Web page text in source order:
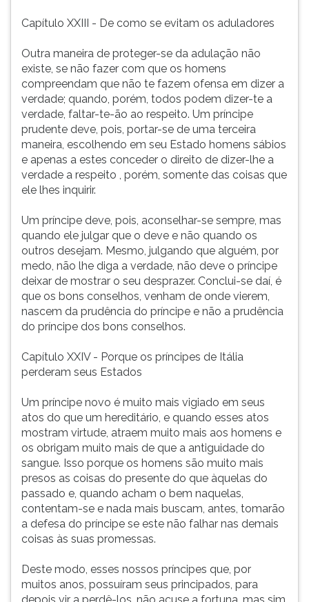
Capítulo XXIII - De como se evitam os aduladores
Outra maneira de proteger-se da adulação não
existe, se não fazer com que os homens
compreendam que não te fazem ofensa em dizer a
verdade; quando, porém, todos podem dizer-te a
verdade, faltar-te-ão ao respeito. Um príncipe
prudente deve, pois, portar-se de uma terceira
maneira, escolhendo em seu Estado homens sábios
e apenas a estes conceder o direito de dizer-lhe a
verdade a respeito , porém, somente das coisas que
ele lhes inquirir.
Um príncipe deve, pois, aconselhar-se sempre, mas
quando ele julgar que o deve e não quando os
outros desejam. Mesmo, julgando que alguém, por
medo, não lhe diga a verdade, não deve o príncipe
deixar de mostrar o seu desprazer. Conclui-se daí, é
que os bons conselhos, venham de onde vierem,
nascem da prudência do príncipe e não a prudência
do príncipe dos bons conselhos.
Capítulo XXIV - Porque os príncipes de Itália
perderam seus Estados
Um príncipe novo é muito mais vigiado em seus
atos do que um hereditário, e quando esses atos
mostram virtude, atraem muito mais aos homens e
os obrigam muito mais de que a antiguidade do
sangue. Isso porque os homens são muito mais
presos as coisas do presente do que àquelas do
passado e, quando acham o bem naquelas,
contentam-se e nada mais buscam, antes, tomarão
a defesa do príncipe se este não falhar nas demais
coisas às suas promessas.
Deste modo, esses nossos príncipes que, por
muitos anos, possuíram seus principados, para